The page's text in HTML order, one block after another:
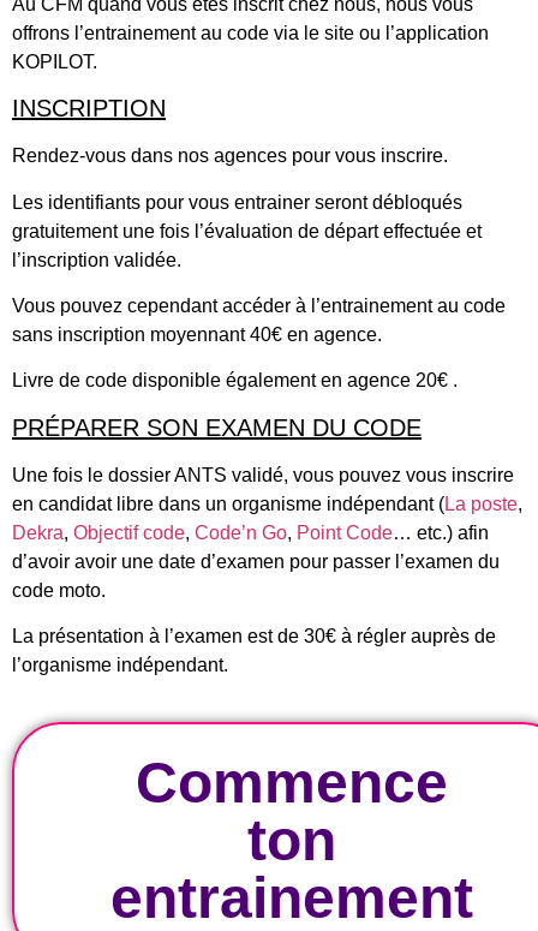
offrons l’entrainement au code via le site ou l’application
KOPILOT.
INSCRIPTION
Rendez-vous dans nos agences pour vous inscrire.
Les identifiants pour vous entrainer seront débloqués
gratuitement une fois l’évaluation de départ effectuée et
l’inscription validée.
Vous pouvez cependant accéder à l’entrainement au code
sans inscription moyennant 40€ en agence.
Livre de code disponible également en agence 20€ .
PRÉPARER SON EXAMEN DU CODE
Une fois le dossier ANTS validé, vous pouvez vous inscrire
en candidat libre dans un organisme indépendant (La poste,
Dekra, Objectif code, Code’n Go, Point Code… etc.) afin
d’avoir avoir une date d’examen pour passer l’examen du
code moto.
La présentation à l’examen est de 30€ à régler auprès de
l’organisme indépendant.
Commence
ton
entrainement